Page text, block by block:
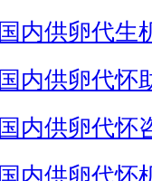
国内供卵代生
国内供卵代怀
国内供卵代怀
国内供卵代怀